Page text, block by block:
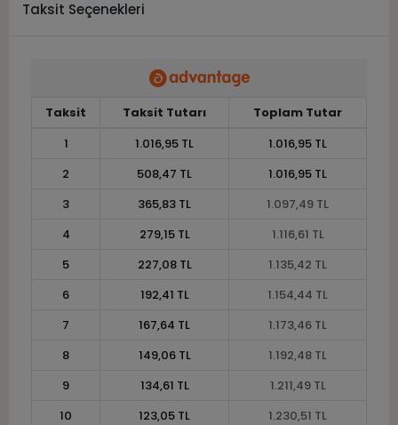
Taksit Seçenekleri
Taksit Taksit Tutarı
Toplam Tutar
1
1.016,95 TL
1.016,95 TL
2
508,47 TL
1.016,95 TL
3
365,83 TL
1.097,49 TL
4
279,15 TL
1.116,61 TL
5
227,08 TL
1.135,42 TL
6
192,41 TL
1.154,44 TL
7
167,64 TL
1.173,46 TL
8
149,06 TL
1.192,48 TL
9
134,61 TL
1.211,49 TL
10
123,05 TL
1.230,51 TL